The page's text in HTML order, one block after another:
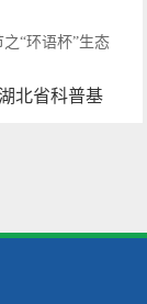
“环语杯”生态
北省科普基